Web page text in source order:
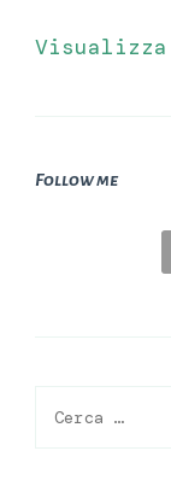
Follow me
Ricerca